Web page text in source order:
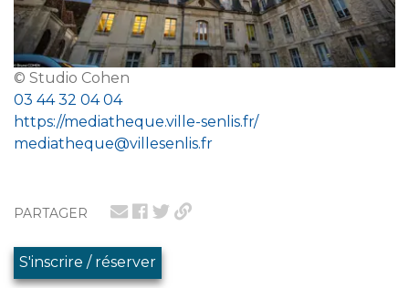
PARTAGER
S'inscrire / réserver
© Studio Cohen
03 44 32 04 04
https://mediatheque.ville-senlis.fr/
mediatheque@villesenlis.fr